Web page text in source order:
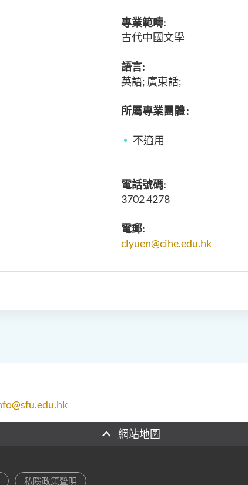
專業範疇:
古代中國文學
語言:
英語; 廣東話;
所屬專業團體 :
不適用
電話號碼:
3702 4278
電郵:
clyuen@cihe.edu.hk
網站地圖
私隱政策聲明